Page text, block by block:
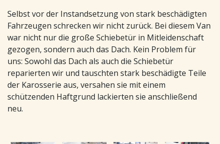
Selbst vor der Instandsetzung von stark beschädigten
Fahrzeugen schrecken wir nicht zurück. Bei diesem Van
war nicht nur die große Schiebetür in Mitleidenschaft
gezogen, sondern auch das Dach. Kein Problem für
uns: Sowohl das Dach als auch die Schiebetür
reparierten wir und tauschten stark beschädigte Teile
der Karosserie aus, versahen sie mit einem
schützenden Haftgrund lackierten sie anschließend
neu.